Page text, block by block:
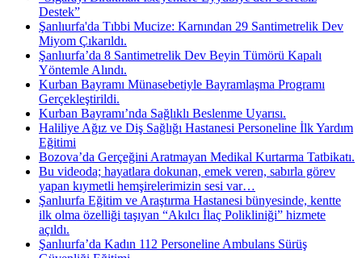
Destek”
Şanlıurfa'da Tıbbi Mucize: Karnından 29 Santimetrelik Dev
Miyom Çıkarıldı.
Şanlıurfa’da 8 Santimetrelik Dev Beyin Tümörü Kapalı
Yöntemle Alındı.
Kurban Bayramı Münasebetiyle Bayramlaşma Programı
Gerçekleştirildi.
Kurban Bayramı’nda Sağlıklı Beslenme Uyarısı.
Haliliye Ağız ve Diş Sağlığı Hastanesi Personeline İlk Yardım
Eğitimi
Bozova’da Gerçeğini Aratmayan Medikal Kurtarma Tatbikatı.
Bu videoda; hayatlara dokunan, emek veren, sabırla görev
yapan kıymetli hemşirelerimizin sesi var…
Şanlıurfa Eğitim ve Araştırma Hastanesi bünyesinde, kentte
ilk olma özelliği taşıyan “Akılcı İlaç Polikliniği” hizmete
açıldı.
Şanlıurfa’da Kadın 112 Personeline Ambulans Sürüş